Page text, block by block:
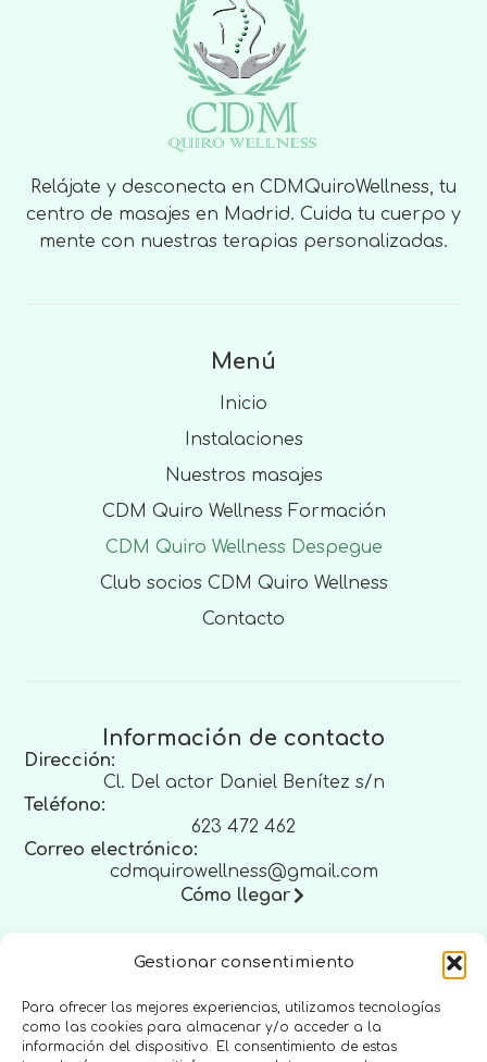
Gestionar consentimiento
Para ofrecer las mejores experiencias, utilizamos tecnologías
como las cookies para almacenar y/o acceder a la
información del dispositivo. El consentimiento de estas
Relájate y desconecta en CDMQuiroWellness, tu
centro de masajes en Madrid. Cuida tu cuerpo y
mente con nuestras terapias personalizadas.
Menú
Inicio
Instalaciones
Nuestros masajes
CDM Quiro Wellness Formación
CDM Quiro Wellness Despegue
Club socios CDM Quiro Wellness
Contacto
Información de contacto
Dirección:
Cl. Del actor Daniel Benítez s/n
Teléfono:
623 472 462
Correo electrónico:
cdmquirowellness@gmail.com
Cómo llegar
Legal
Aviso legal